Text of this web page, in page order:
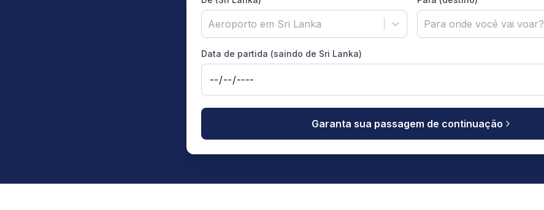
Aeroporto em Sri Lanka Para onde você vai voar?
Data de partida (saindo de Sri Lanka)
Garanta sua passagem de continuação